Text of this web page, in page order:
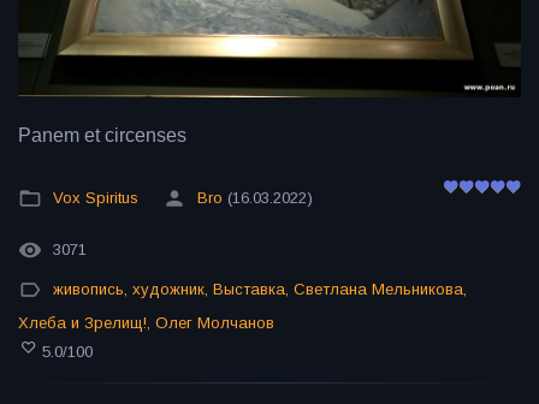
Panem et circenses
Vox Spiritus Bro (16.03.2022)
3071
живопись, художник, Выставка, Светлана Мельникова,
Хлеба и Зрелищ!, Олег Молчанов
5.0/100